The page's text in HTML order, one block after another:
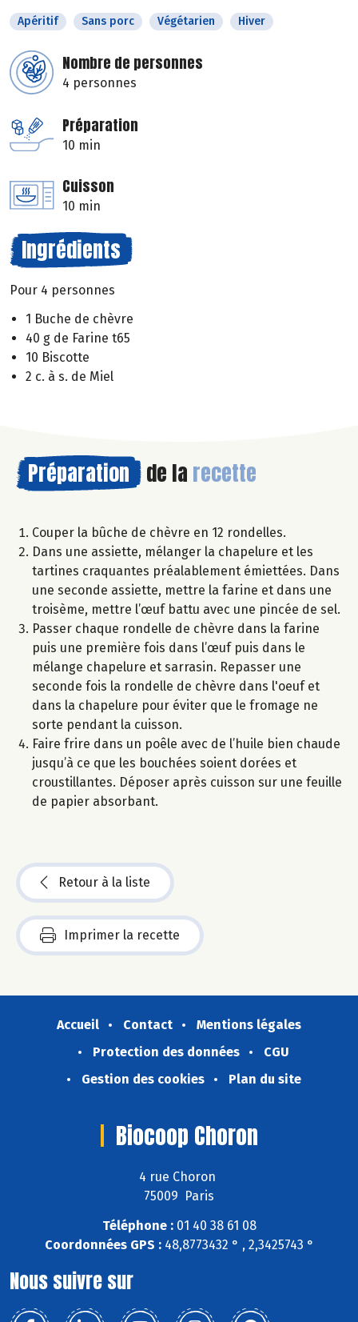
Apéritif Sans porc Végétarien Hiver
Nombre de personnes
4 personnes
Préparation
10 min
Cuisson
10 min
Ingrédients
Pour 4 personnes
1 Buche de chèvre
40 g de Farine t65
10 Biscotte
2 c. à s. de Miel
Préparation de la recette
Couper la bûche de chèvre en 12 rondelles.
Dans une assiette, mélanger la chapelure et les
tartines craquantes préalablement émiettées. Dans
une seconde assiette, mettre la farine et dans une
troisème, mettre l’œuf battu avec une pincée de sel.
Passer chaque rondelle de chèvre dans la farine
puis une première fois dans l’œuf puis dans le
mélange chapelure et sarrasin. Repasser une
seconde fois la rondelle de chèvre dans l'oeuf et
dans la chapelure pour éviter que le fromage ne
sorte pendant la cuisson.
Faire frire dans un poêle avec de l’huile bien chaude
jusqu’à ce que les bouchées soient dorées et
croustillantes. Déposer après cuisson sur une feuille
de papier absorbant.
Retour à la liste
Imprimer la recette
Accueil Contact
Mentions légales
Protection des données
CGU
Gestion des cookies
Plan du site
Biocoop Choron
4 rue Choron
75009 Paris
Téléphone :01 40 38 61 08
Coordonnées GPS :48,8773432 ° , 2,3425743 °
Nous suivre sur